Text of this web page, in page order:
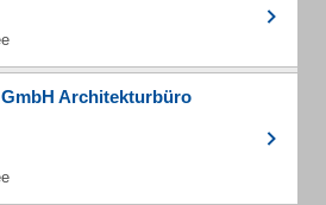
Architekturbüro